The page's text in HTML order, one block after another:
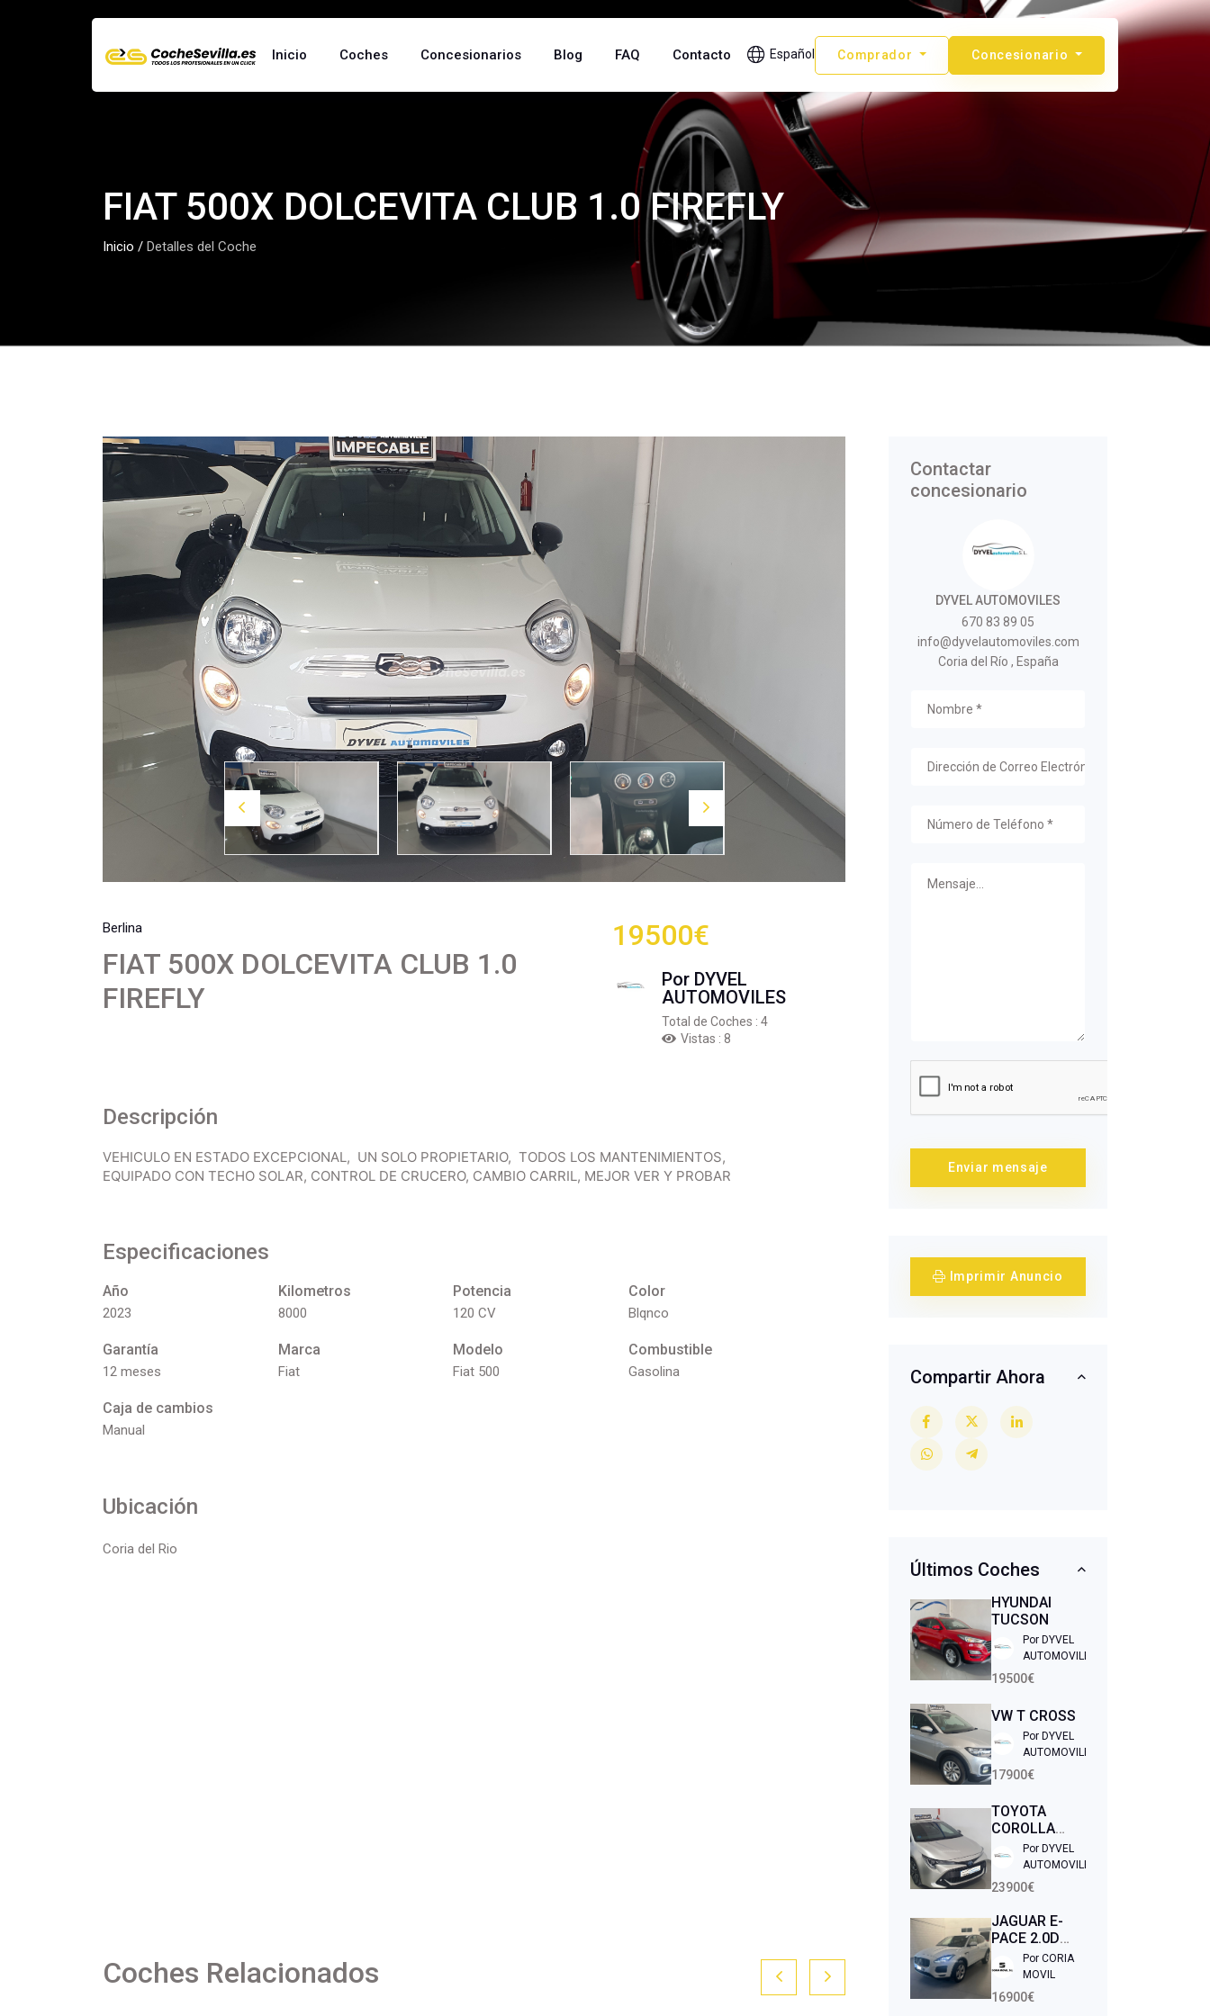
Inicio Coches Concesionarios Blog FAQ Contacto Español Comprador Concesionario
FIAT 500X DOLCEVITA CLUB 1.0 FIREFLY
Inicio / Detalles del Coche
Berlina
FIAT 500X DOLCEVITA CLUB 1.0
FIREFLY
19500€
Por DYVEL
AUTOMOVILES
Total de Coches : 4
Vistas : 8
Descripción
VEHICULO EN ESTADO EXCEPCIONAL, UN SOLO PROPIETARIO, TODOS LOS MANTENIMIENTOS,
EQUIPADO CON TECHO SOLAR, CONTROL DE CRUCERO, CAMBIO CARRIL, MEJOR VER Y PROBAR
Especificaciones
Año
2023
Kilometros
8000
Potencia
120 CV
Color
Blqnco
Garantía
12 meses
Marca
Fiat
Modelo
Fiat 500
Combustible
Gasolina
Caja de cambios
Manual
Ubicación
Coria del Rio
Coches Relacionados
Contactar
concesionario
DYVEL AUTOMOVILES
670 83 89 05
info@dyvelautomoviles.com
Coria del Río , España
Enviar mensaje
Imprimir Anuncio
Compartir Ahora
Últimos Coches
HYUNDAI
TUCSON
Por DYVEL
AUTOMOVILES
19500€
VW T CROSS
Por DYVEL
AUTOMOVILES
17900€
TOYOTA
COROLLA
TOURING
SPORT
Por DYVEL
AUTOMOVILES
23900€
JAGUAR E-
PACE 2.0D
150CVPor CORIA
MOVIL
16900€